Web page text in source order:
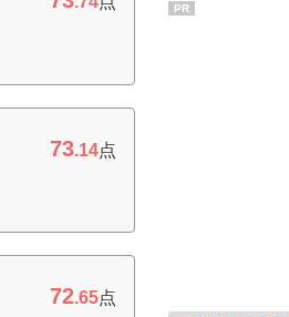
73.14点
72.65点
PR